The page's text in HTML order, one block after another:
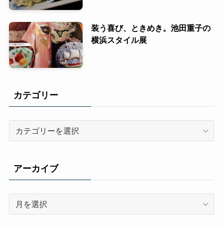
装う喜び、ときめき。池田重子の
横浜スタイル展
カテゴリー
リ
ー
アーカイブ